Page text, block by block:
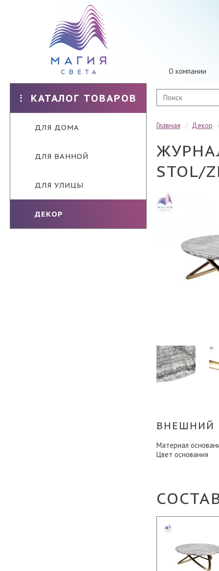
О компании
КАТАЛОГ ТОВАРОВ
ДЛЯ ДОМА
ДЛЯ ВАННОЙ
ДЛЯ УЛИЦЫ
ДЕКОР
Главная / Декор
STOL/
ВНЕШНИЙ
Материал
Цвет основания